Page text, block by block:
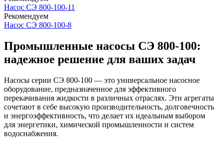
Насос СЭ 800-100-11
Рекомендуем
Насос СЭ 800-100-8
Промышленные насосы СЭ 800-100:
надежное решение для ваших задач
Насосы серии СЭ 800-100 — это универсальное насосное
оборудование, предназначенное для эффективного
перекачивания жидкости в различных отраслях. Эти агрегаты
сочетают в себе высокую производительность, долговечность
и энергоэффективность, что делает их идеальным выбором
для энергетики, химической промышленности и систем
водоснабжения.